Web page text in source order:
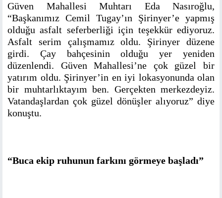
Güven Mahallesi Muhtarı Eda Nasıroğlu,
“Başkanımız Cemil Tugay’ın Şirinyer’e yapmış
olduğu asfalt seferberliği için teşekkür ediyoruz.
Asfalt serim çalışmamız oldu. Şirinyer düzene
girdi. Çay bahçesinin olduğu yer yeniden
düzenlendi. Güven Mahallesi’ne çok güzel bir
yatırım oldu. Şirinyer’in en iyi lokasyonunda olan
bir muhtarlıktayım ben. Gerçekten merkezdeyiz.
Vatandaşlardan çok güzel dönüşler alıyoruz” diye
konuştu.
“Buca ekip ruhunun farkını görmeye başladı”